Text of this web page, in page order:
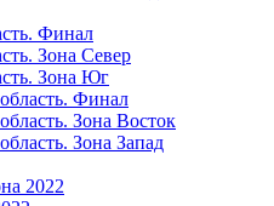
Финал
Зона Север
Зона Юг
Финал
Зона Восток
Зона Запад
2022